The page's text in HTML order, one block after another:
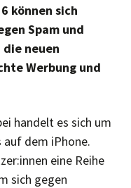
können sich
Spam und
neuen
Werbung und
handelt es sich um
dem iPhone.
eine Reihe
sich gegen